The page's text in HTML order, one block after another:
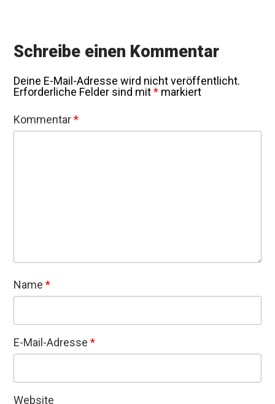
Schreibe einen Kommentar
Deine E-Mail-Adresse wird nicht veröffentlicht.
Erforderliche Felder sind mit* markiert
Kommentar*
Name*
E-Mail-Adresse*
Website